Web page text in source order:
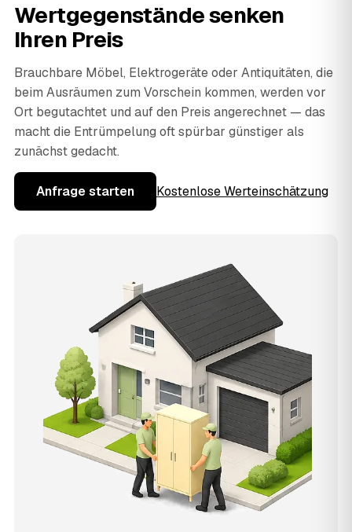
Wertgegenstände senken
Ihren Preis
Brauchbare Möbel, Elektrogeräte oder Antiquitäten, die
beim Ausräumen zum Vorschein kommen, werden vor
Ort begutachtet und auf den Preis angerechnet — das
macht die Entrümpelung oft spürbar günstiger als
zunächst gedacht.
Anfrage starten Kostenlose Werteinschätzung